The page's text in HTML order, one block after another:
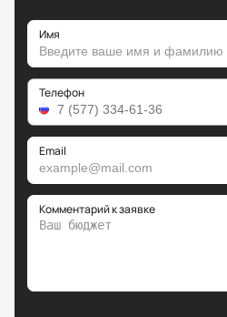
Имя
Телефон
Email
Комментарий к заявке